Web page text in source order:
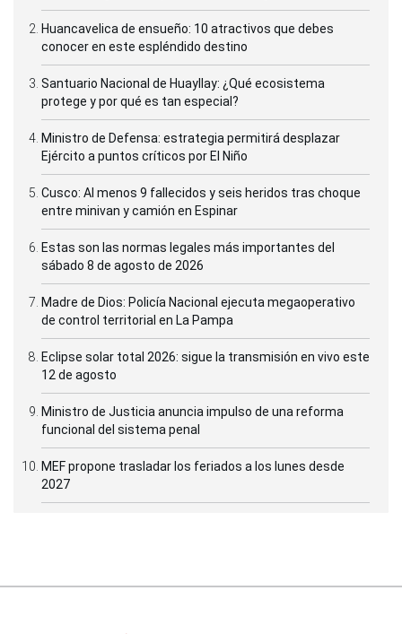
Huancavelica de ensueño: 10 atractivos que debes
conocer en este espléndido destino
Santuario Nacional de Huayllay: ¿Qué ecosistema
protege y por qué es tan especial?
Ministro de Defensa: estrategia permitirá desplazar
Ejército a puntos críticos por El Niño
Cusco: Al menos 9 fallecidos y seis heridos tras choque
entre minivan y camión en Espinar
Estas son las normas legales más importantes del
sábado 8 de agosto de 2026
Madre de Dios: Policía Nacional ejecuta megaoperativo
de control territorial en La Pampa
Eclipse solar total 2026: sigue la transmisión en vivo este
12 de agosto
Ministro de Justicia anuncia impulso de una reforma
funcional del sistema penal
MEF propone trasladar los feriados a los lunes desde
2027